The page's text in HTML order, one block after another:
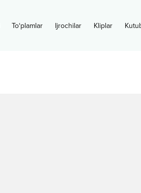
To‘plamlar Ijrochilar Kliplar